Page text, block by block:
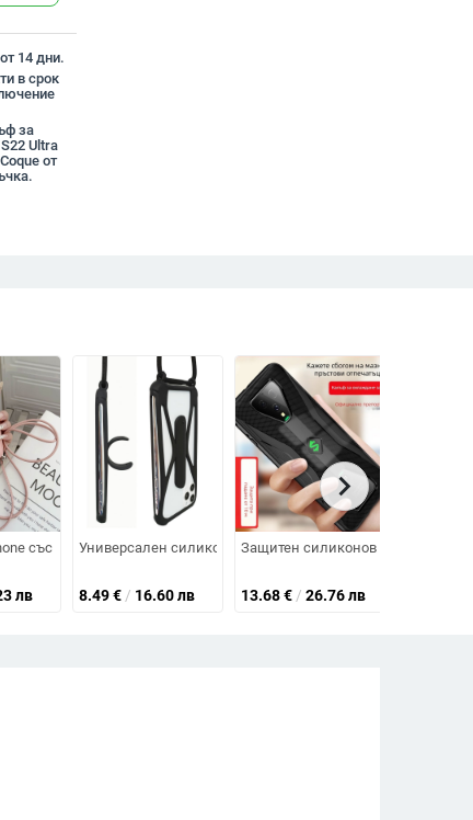
14 дни.
в срок
за
Ultra
от
iPhone 11–14 серии
анти отпечатъци, кафяв цвят
клас, удароустойчив, усилен дизайн.
за карти и цип за iPhone 11–17 Pro Max, XR, S24, S25
със ланярд, минималистичен All-Inclusive дизайн, TPU
лв
Универсален силиконов калъф за телефон с кръстосана
8.49€ / 16.60 лв
Защитен силиконов калъф за
13.68€ / 26.76 лв
chevron_right